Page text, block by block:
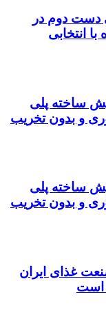
دست دوم در
انتخابی
ساخته پلی
و بدون تخریب
ساخته پلی
و بدون تخریب
غذای ایران
است